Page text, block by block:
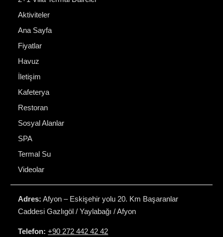
Aktiviteler
Ana Sayfa
Fiyatlar
Havuz
İletişim
Kafeterya
Restoran
Sosyal Alanlar
SPA
Termal Su
Videolar
Adres: Afyon – Eskişehir yolu 20. Km Başaranlar
Caddesi Gazlıgöl / Yaylabağı / Afyon
Telefon: +90 272 442 42 42